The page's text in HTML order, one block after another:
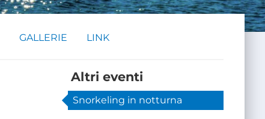
GALLERIE LINK
Altri eventi
Snorkeling in notturna